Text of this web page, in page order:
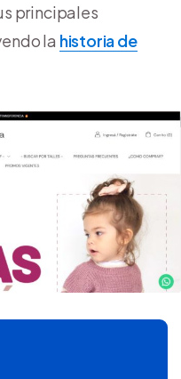
principales
la historia de